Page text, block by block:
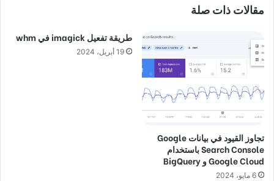
مقالات ذات صلة
تجاوز القيود في بيانات Google
Search Console باستخدام
Google Cloud و BigQuery
6 مايو، 2024
طريقة تفعيل imagick في whm
19 أبريل، 2024